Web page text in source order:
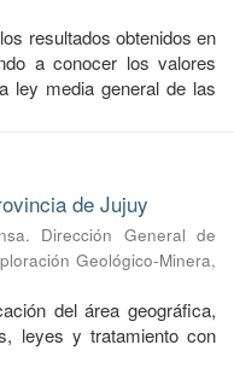
resultados obtenidos en
a conocer los valores
ley media general de las
de Jujuy
Dirección General de
Geológico-Minera,
del área geográfica,
leyes y tratamiento con